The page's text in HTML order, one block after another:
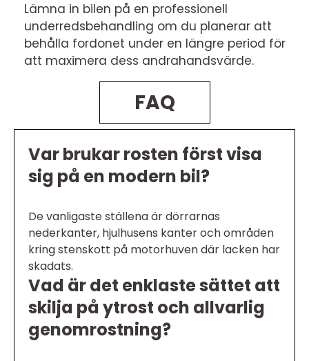
Lämna in bilen på en professionell
underredsbehandling om du planerar att
behålla fordonet under en längre period för
att maximera dess andrahandsvärde.
FAQ
Var brukar rosten först visa
sig på en modern bil?
De vanligaste ställena är dörrarnas
nederkanter, hjulhusens kanter och områden
kring stenskott på motorhuven där lacken har
skadats.
Vad är det enklaste sättet att
skilja på ytrost och allvarlig
genomrostning?